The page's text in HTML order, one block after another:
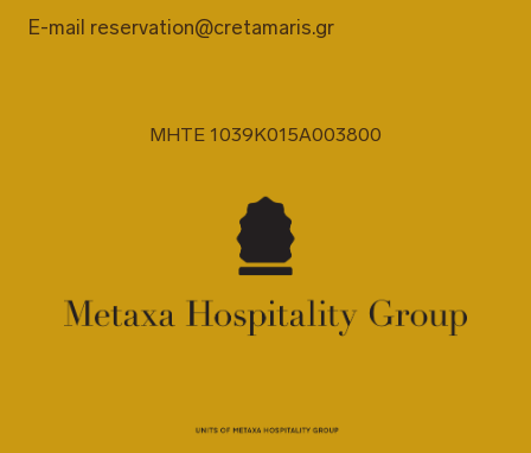
E-mail reservation@cretamaris.gr
MHTE 1039K015A003800